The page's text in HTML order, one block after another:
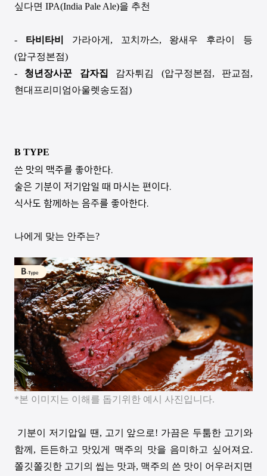
싶다면 IPA(India Pale Ale)을 추천
- 타비타비 가라아게 , 꼬치까스, 왕새우 후라이 등
(압구정본점)
- 청년장사꾼 감자집 감자튀김 (압구정본점, 판교점,
현대프리미엄아울렛송도점)
B TYPE
쓴 맛의 맥주를 좋아한다.
술은 기분이 저기압일 때 마시는 편이다.
식사도 함께하는 음주를 좋아한다.
나에게 맞는 안주는?
*본 이미지는 이해를 돕기위한 예시 사진입니다.
기분이 저기압일 땐 , 고기 앞으로! 가끔은 두툼한 고기와
함께 , 든든하고 맛있게 맥주의 맛을 음미하고 싶어져요.
쫄깃쫄깃한 고기의 씹는 맛과, 맥주의 쓴 맛이 어우러지면